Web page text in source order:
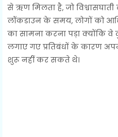
से ऋण मिलता है, जो विश्वासघाती
लॉकडाउन के समय, लोगों को
का सामना करना पड़ा क्योंकि वे
लगाए गए प्रतिबंधों के कारण
शुरू नहीं कर सकते थे।